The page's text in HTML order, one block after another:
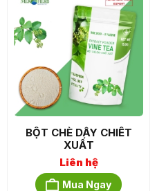
BỘT CHÈ DÂY CHIẾT
XUẤT
Liên hệ
Mua Ngay